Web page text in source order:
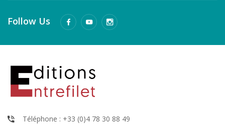
Follow Us
Téléphone : +33 (0)4 78 30 88 49